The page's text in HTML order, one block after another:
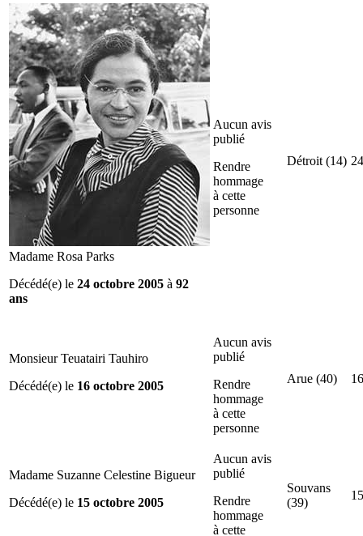
Madame Rosa Parks
Décédé(e) le 24 octobre 2005 à 92
ans
Aucun avis
publié
Rendre
hommage
à cette
personne
Détroit (14)
Monsieur Teuatairi Tauhiro
Décédé(e) le 16 octobre 2005
Aucun avis
publié
Rendre
hommage
à cette
personne
Arue (40)
Madame Suzanne Celestine Bigueur
Décédé(e) le 15 octobre 2005
Aucun avis
publié
Rendre
hommage
à cette
Souvans
(39)